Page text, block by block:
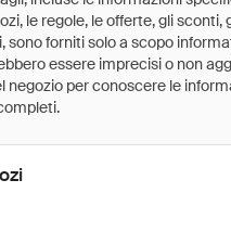
le regole, le offerte, gli sconti,
sono forniti solo a scopo
essere imprecisi o non
negozio per conoscere le